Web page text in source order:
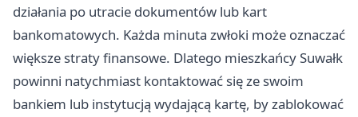
działania po utracie dokumentów lub kart
bankomatowych. Każda minuta zwłoki może oznaczać
większe straty finansowe. Dlatego mieszkańcy Suwałk
powinni natychmiast kontaktować się ze swoim
bankiem lub instytucją wydającą kartę, by zablokować